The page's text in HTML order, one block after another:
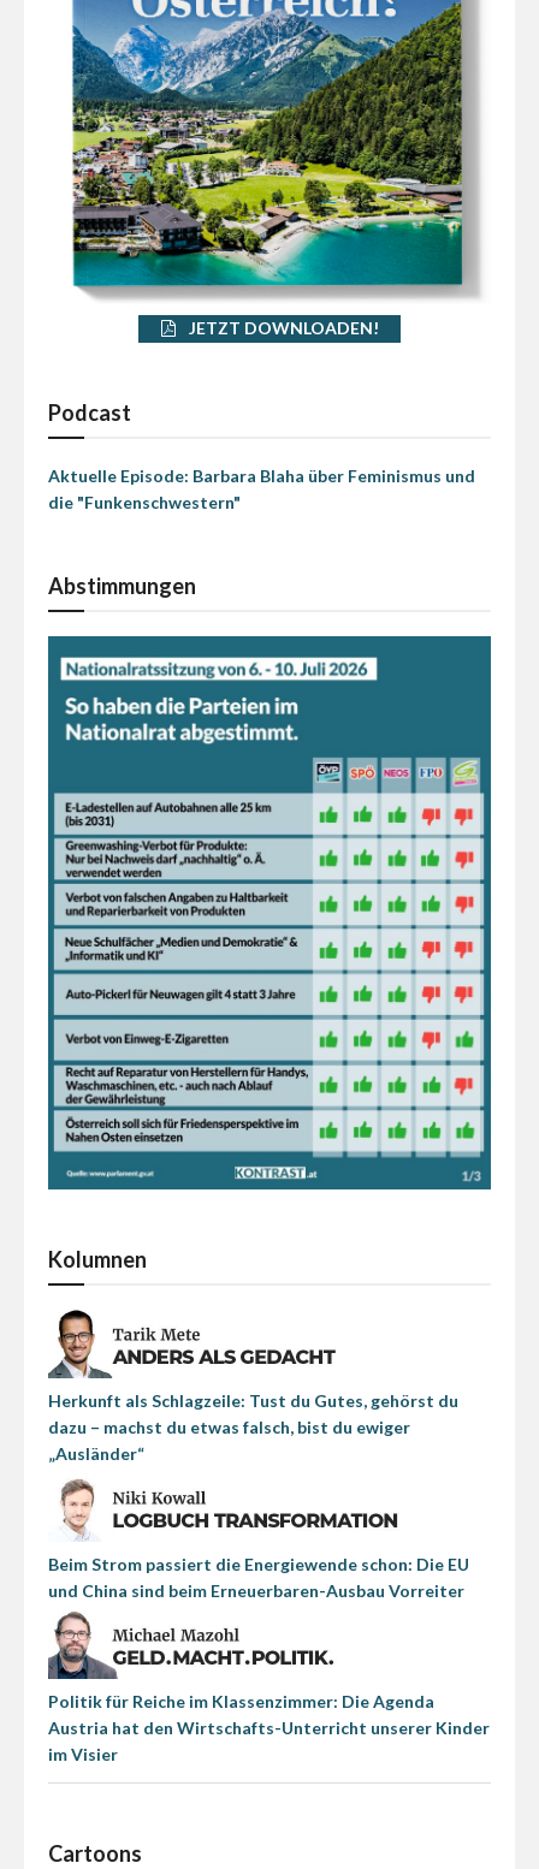
JETZT DOWNLOADEN!
Podcast
Aktuelle Episode: Barbara Blaha über Feminismus und
die "Funkenschwestern"
Abstimmungen
Kolumnen
Herkunft als Schlagzeile: Tust du Gutes, gehörst du
dazu – machst du etwas falsch, bist du ewiger
„Ausländer“
Beim Strom passiert die Energiewende schon: Die EU
und China sind beim Erneuerbaren-Ausbau Vorreiter
Politik für Reiche im Klassenzimmer: Die Agenda
Austria hat den Wirtschafts-Unterricht unserer Kinder
im Visier
Cartoons